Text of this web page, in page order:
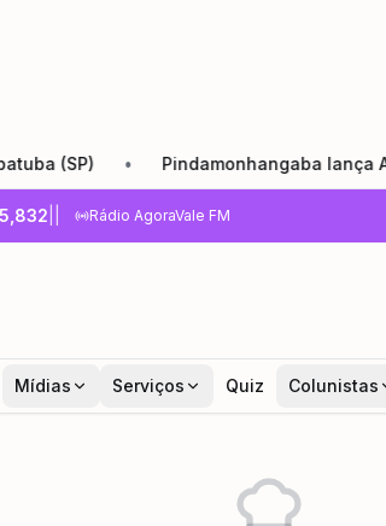
• Pindamonhangaba lança
5,832 Rádio AgoraVale FM
Mídias Serviços Quiz Colunistas